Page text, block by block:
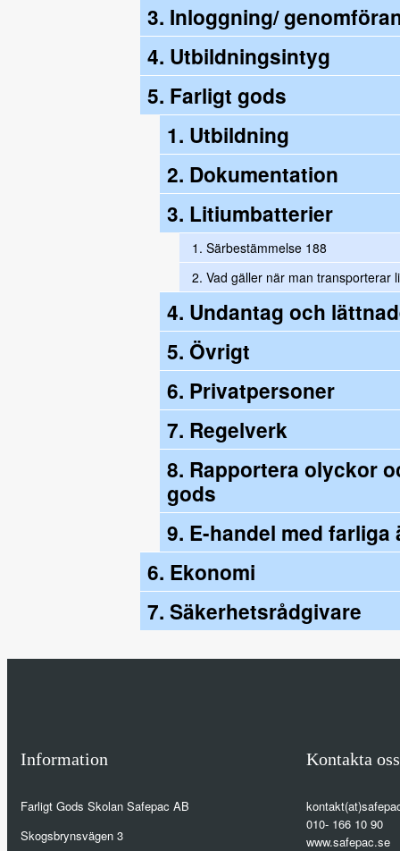
3. Inloggning/
4. Utbildningsintyg
5. Farligt gods
1. Utbildning
2. Dokumentation
3. Litiumbatterier
1. Särbestämmelse 188
2. Vad gäller när man transporterar
4. Undantag och
5. Övrigt
6. Privatpersoner
7. Regelverk
8. Rapportera olyckor
gods
9. E-handel med farliga
6. Ekonomi
7. Säkerhetsrådgivare
Information
Farligt Gods Skolan Safepac AB
Skogsbrynsvägen 3
Kontakta oss
010- 166 10 90
www.safepac.se